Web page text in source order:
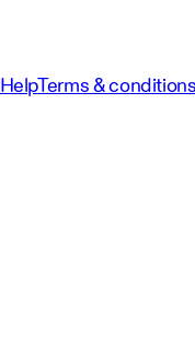
HelpTerms &